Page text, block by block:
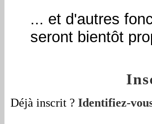
... et d'autres
seront bientôt
Déjà inscrit ? Identifiez-